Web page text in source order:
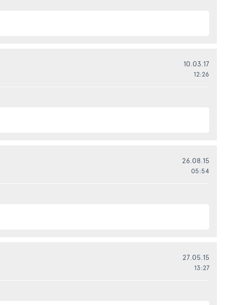
10.03.17
12:26
26.08.15
05:54
27.05.15
13:27